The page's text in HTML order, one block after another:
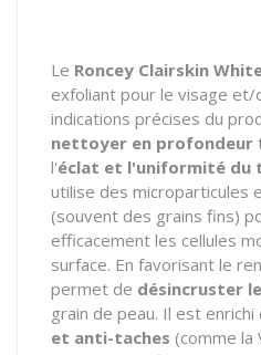
Le Roncey Clairskin
exfoliant pour le visage et/
indications précises du
nettoyer en profondeur
l'éclat et l'uniformité du
utilise des microparticules
(souvent des grains fins)
efficacement les cellules
surface. En favorisant le
permet de désincruster
grain de peau. Il est enrichi
et anti-taches (comme la